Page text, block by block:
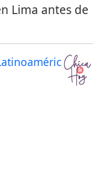
Lima antes de